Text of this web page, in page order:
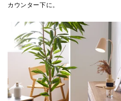
カウンター下に。